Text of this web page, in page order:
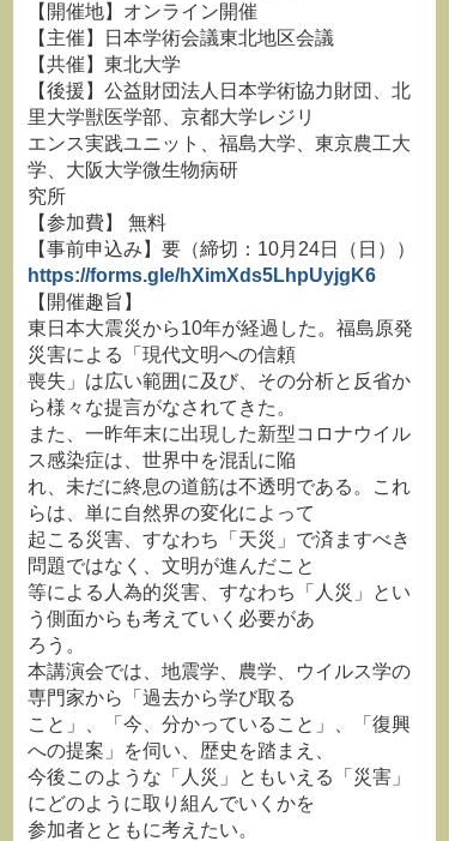
【開催地】オンライン開催
【主催】日本学術会議東北地区会議
【共催】東北大学
【後援】公益財団法人日本学術協力財団、北
里大学獣医学部、京都大学レジリ
エンス実践ユニット、福島大学、東京農工大
学、大阪大学微生物病研
究所
【参加費】 無料
【事前申込み】要（締切：10月24日（日））
https://forms.gle/hXimXds5LhpUyjgK6
【開催趣旨】
東日本大震災から10年が経過した。福島原発
災害による「現代文明への信頼
喪失」は広い範囲に及び、その分析と反省か
ら様々な提言がなされてきた。
また、一昨年末に出現した新型コロナウイル
ス感染症は、世界中を混乱に陥
れ、未だに終息の道筋は不透明である。これ
らは、単に自然界の変化によって
起こる災害、すなわち「天災」で済ますべき
問題ではなく、文明が進んだこと
等による人為的災害、すなわち「人災」とい
う側面からも考えていく必要があ
ろう。
本講演会では、地震学、農学、ウイルス学の
専門家から「過去から学び取る
こと」、「今、分かっていること」、「復興
への提案」を伺い、歴史を踏まえ、
今後このような「人災」ともいえる「災害」
にどのように取り組んでいくかを
参加者とともに考えたい。